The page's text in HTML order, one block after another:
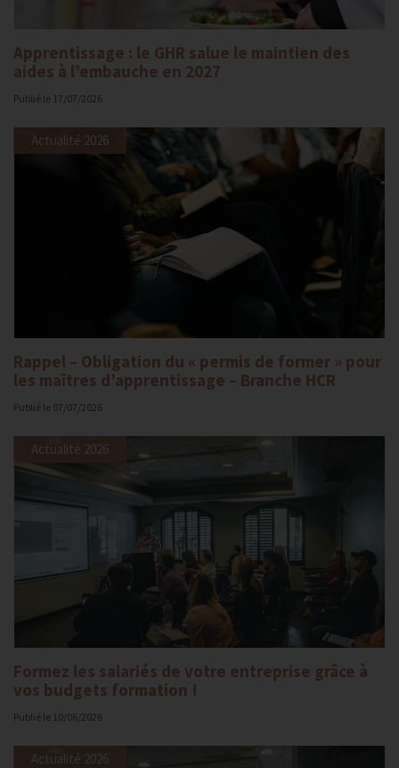
Apprentissage : le GHR salue le maintien des
aides à l’embauche en 2027
Publié le 17/07/2026
Rappel – Obligation du « permis de former » pour
les maîtres d’apprentissage – Branche HCR
Publié le 07/07/2026
Actualité 2026
Formez les salariés de votre entreprise grâce à
vos budgets formation !
Publié le 10/06/2026
Actualité 2026
Actualité 2026